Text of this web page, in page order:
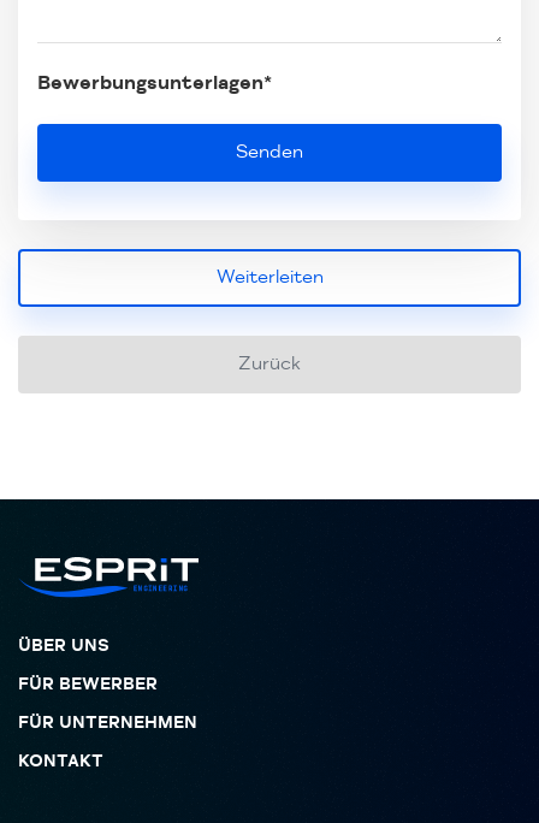
Bewerbungsunterlagen*
Weiterleiten
Zurück
ÜBER UNS
FÜR BEWERBER
FÜR UNTERNEHMEN
KONTAKT